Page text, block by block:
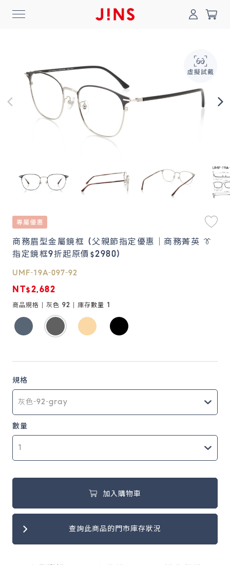
登入/註冊 門市一覽 我的最愛
最新消息
Collection
Online Shop
鏡片說明
Lens
常見問題
FAQ
0
商務眉型金屬鏡框 (父親節指定優惠｜商務菁英 👔
指定鏡框9折起原價$2980)
UMF-19A-097-92
NT$2,682
商品規格 | 灰色 92 | 庫存數量 1
規格
數量
加入購物車
查詢此商品的門市庫存狀況